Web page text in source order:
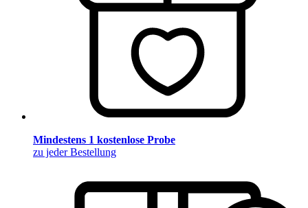
Mindestens 1 kostenlose Probe
zu jeder Bestellung